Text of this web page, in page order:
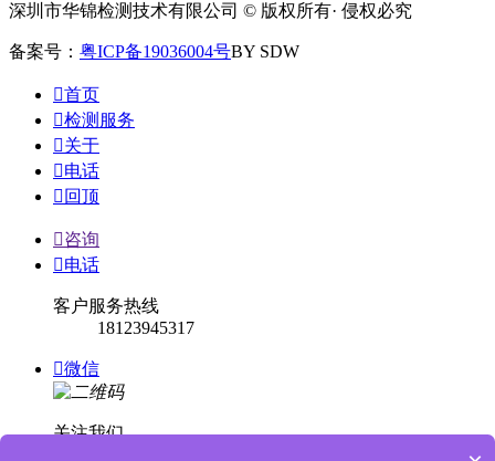
深圳市华锦检测技术有限公司 © 版权所有· 侵权必究
备案号： 粤ICP备19036004号BY SDW
首页
检测服务
关于
电话
 回顶
咨询
电话
客户服务热线
18123945317
微信
关注我们